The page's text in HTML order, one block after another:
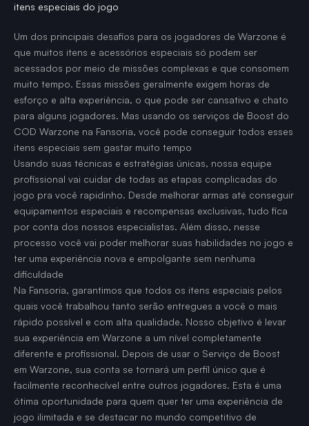
itens especiais do jogo
Um dos principais desafios para os jogadores de Warzone é
que muitos itens e acessórios especiais só podem ser
acessados por meio de missões complexas e que consomem
muito tempo. Essas missões geralmente exigem horas de
esforço e alta experiência, o que pode ser cansativo e chato
para alguns jogadores. Mas usando os serviços de Boost do
COD Warzone na Fansoria, você pode conseguir todos esses
itens especiais sem gastar muito tempo
Usando suas técnicas e estratégias únicas, nossa equipe
profissional vai cuidar de todas as etapas complicadas do
jogo pra você rapidinho. Desde melhorar armas até conseguir
equipamentos especiais e recompensas exclusivas, tudo fica
por conta dos nossos especialistas. Além disso, nesse
processo você vai poder melhorar suas habilidades no jogo e
ter uma experiência nova e empolgante sem nenhuma
dificuldade
Na Fansoria, garantimos que todos os itens especiais pelos
quais você trabalhou tanto serão entregues a você o mais
rápido possível e com alta qualidade. Nosso objetivo é levar
sua experiência em Warzone a um nível completamente
diferente e profissional. Depois de usar o Serviço de Boost
em Warzone, sua conta se tornará um perfil único que é
facilmente reconhecível entre outros jogadores. Esta é uma
ótima oportunidade para quem quer ter uma experiência de
jogo ilimitada e se destacar no mundo competitivo de